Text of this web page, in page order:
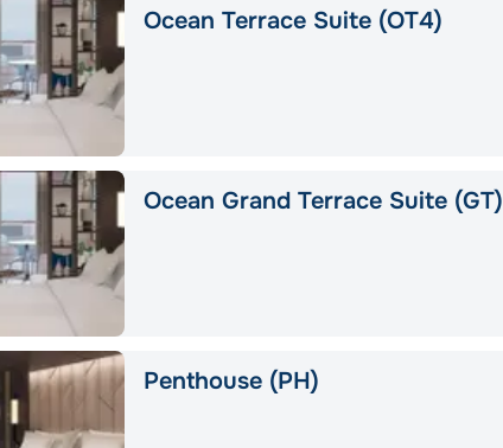
Ocean Terrace Suite (OT4)
Ocean Grand Terrace Suite (GT)
Penthouse (PH)